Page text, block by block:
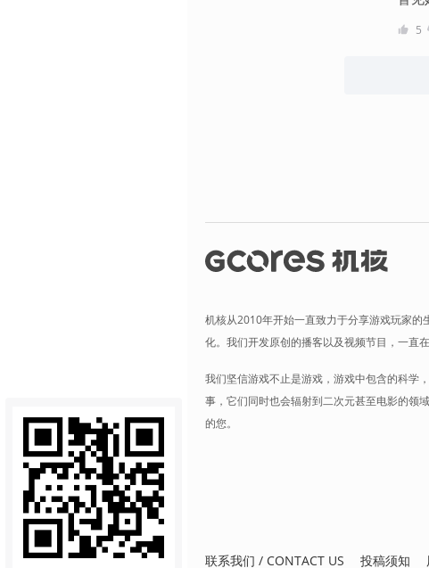
5
机核从2010年开始一直致力于分享游戏玩家的
化。我们开发原创的播客以及视频节目，一直
我们坚信游戏不止是游戏，游戏中包含的科学
事，它们同时也会辐射到二次元甚至电影的领
的您。
联系我们 / CONTACT US 投稿须知